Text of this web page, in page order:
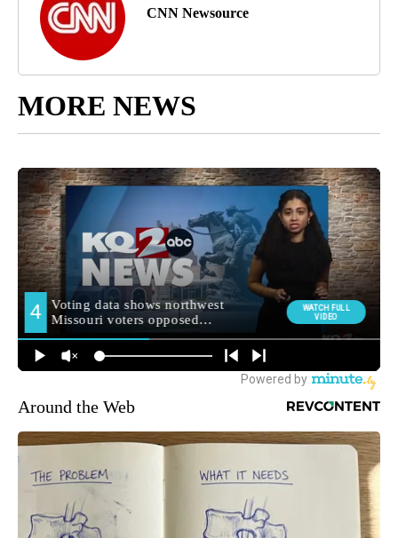
CNN Newsource
MORE NEWS
Around the Web